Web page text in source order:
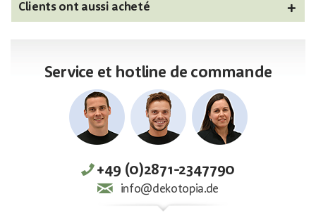
Clients ont aussi acheté
Service et hotline de commande
+49 (0)2871-2347790
info@dekotopia.de